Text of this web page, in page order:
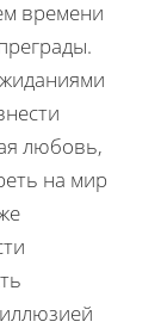
времени
любовь,
на мир